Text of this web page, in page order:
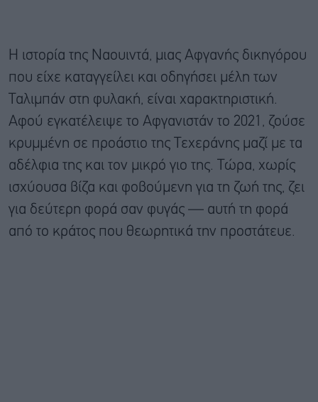
Η ιστορία της Ναουιντά, μιας Αφγανής δικηγόρου
που είχε καταγγείλει και οδηγήσει μέλη των
Ταλιμπάν στη φυλακή, είναι χαρακτηριστική.
Αφού εγκατέλειψε το Αφγανιστάν το 2021, ζούσε
κρυμμένη σε προάστιο της Τεχεράνης μαζί με τα
αδέλφια της και τον μικρό γιο της. Τώρα, χωρίς
ισχύουσα βίζα και φοβούμενη για τη ζωή της, ζει
για δεύτερη φορά σαν φυγάς — αυτή τη φορά
από το κράτος που θεωρητικά την προστάτευε.